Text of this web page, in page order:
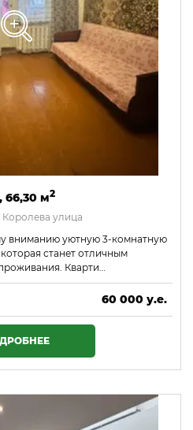
66,30 м2
улица
вниманию уютную 3-комнатную
станет отличным
Кварти…
60 000 у.е.
2 580 000 ₴